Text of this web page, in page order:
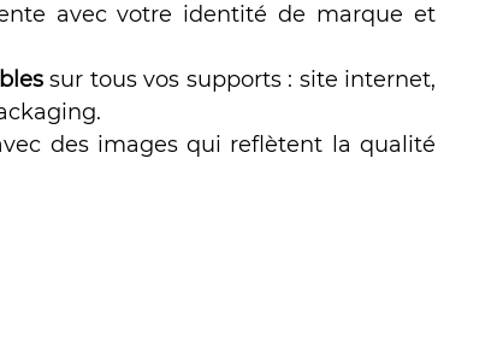
avec votre identité de marque et
sur tous vos supports : site internet,
des images qui reflètent la qualité